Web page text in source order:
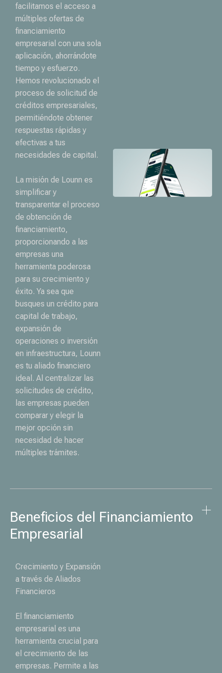
facilitamos el acceso a
múltiples ofertas de
financiamiento
empresarial con una sola
aplicación, ahorrándote
tiempo y esfuerzo.
Hemos revolucionado el
proceso de solicitud de
créditos empresariales,
permitiéndote obtener
respuestas rápidas y
efectivas a tus
necesidades de capital.
La misión de Lounn es
simplificar y
transparentar el proceso
de obtención de
financiamiento,
proporcionando a las
empresas una
herramienta poderosa
para su crecimiento y
éxito. Ya sea que
busques un crédito para
capital de trabajo,
expansión de
operaciones o inversión
en infraestructura, Lounn
es tu aliado financiero
ideal. Al centralizar las
solicitudes de crédito,
las empresas pueden
comparar y elegir la
mejor opción sin
necesidad de hacer
múltiples trámites.
Beneficios del Financiamiento
Empresarial
Crecimiento y Expansión
a través de Aliados
Financieros
El financiamiento
empresarial es una
herramienta crucial para
el crecimiento de las
empresas. Permite a las